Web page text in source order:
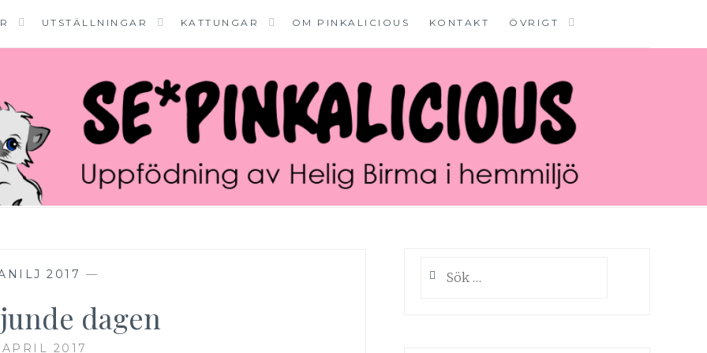
UTSTÄLLNINGAR KATTUNGAR OM PINKALICIOUS KONTAKT ÖVRIGT
2017 —
dagen
APRIL 2017
efter: